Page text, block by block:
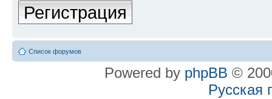
Регистрация
Список форумов
Powered by phpBB ©
Русская